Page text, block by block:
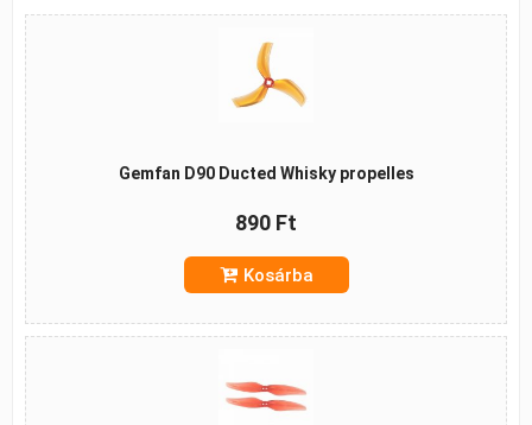
Gemfan D90 Ducted Whisky propelles
890 Ft
Kosárba